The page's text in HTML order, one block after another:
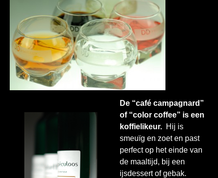
De “café campagnard”
of “color coffee” is een
koffielikeur. Hij is
smeuïg en zoet en past
perfect op het einde van
de maaltijd, bij een
ijsdessert of gebak.